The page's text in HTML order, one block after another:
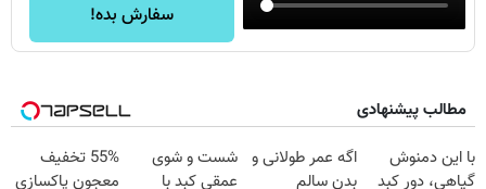
سفارش بده!
مطالب پیشنهادی
با این دمنوش
گیاهی، دور کبد
اگه عمر طولانی و
بدن سالم
شست و شوی
عمقی کبد با
55% تخفیف
معجون پاکسازی